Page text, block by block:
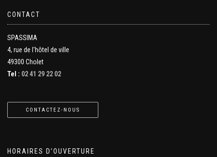
CONTACT
SPASSIMA
4, rue de l'hôtel de ville
49300 Cholet
Tel : 02 41 29 22 02
CONTACTEZ-NOUS
HORAIRES D’OUVERTURE